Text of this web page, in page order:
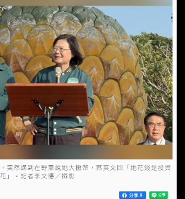
公務員報考人數連年下滑耶=
退休金對公務體系沒幫助嗎